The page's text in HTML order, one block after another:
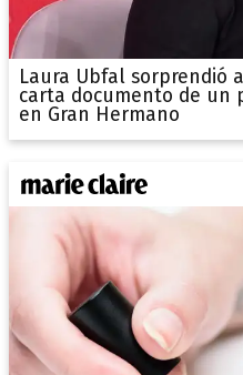
Laura Ubfal sorprendió
carta documento de un
en Gran Hermano